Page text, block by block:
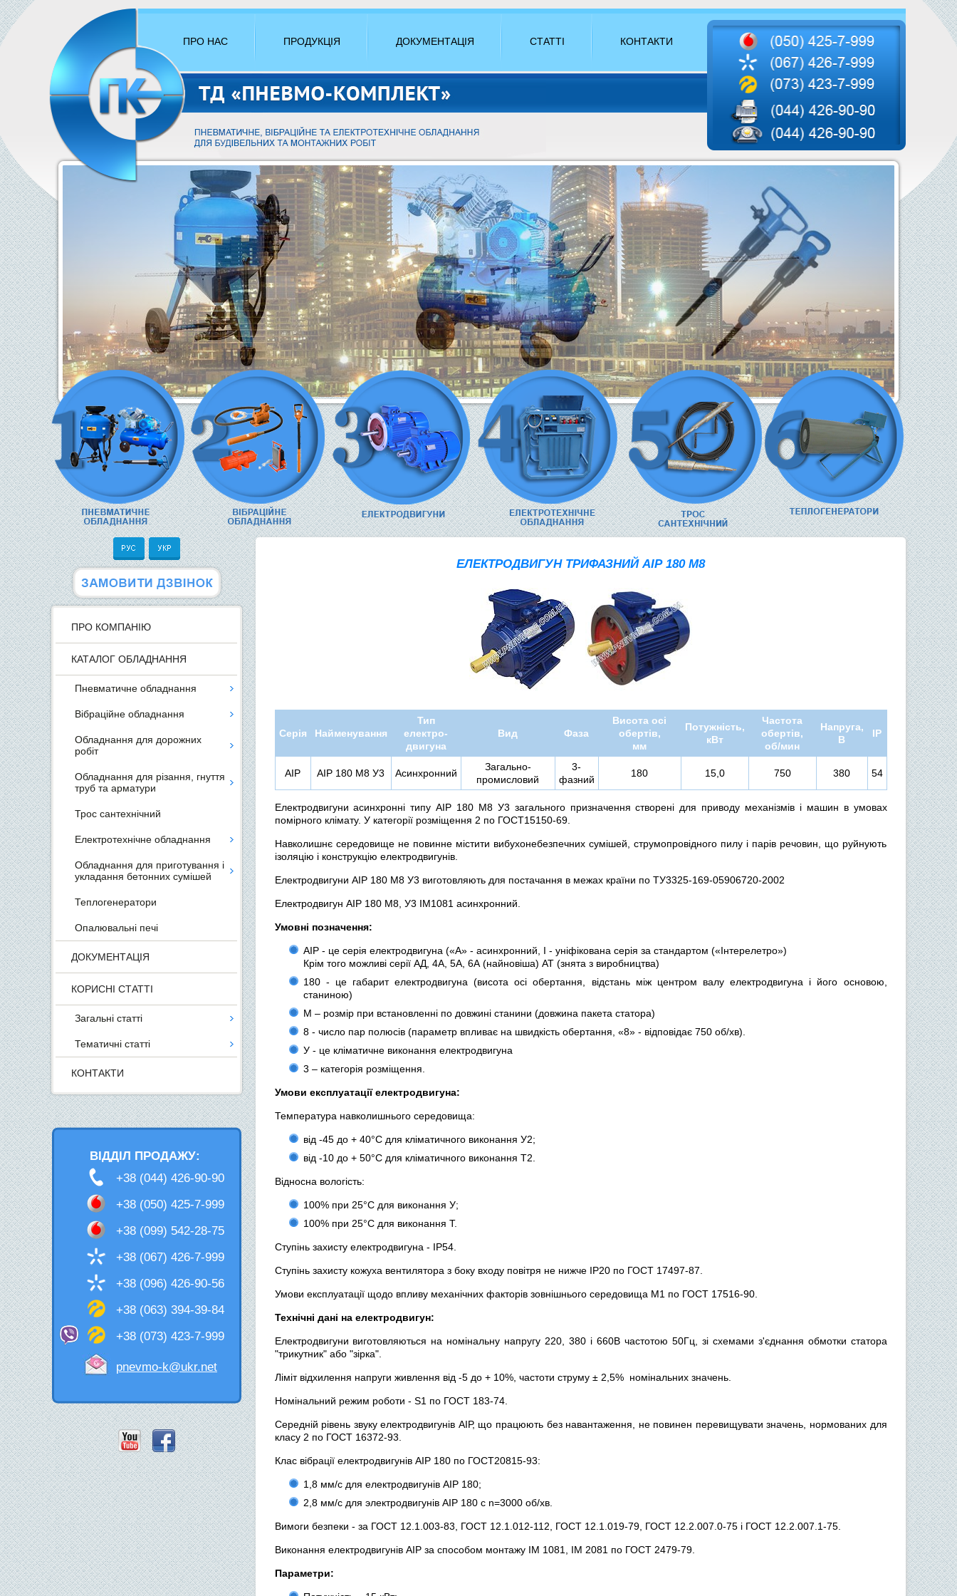
ПРО НАС ПРОДУКЦІЯ ДОКУМЕНТАЦІЯ СТАТТІ КОНТАКТИ
ПРО КОМПАНІЮ
КАТАЛОГ ОБЛАДНАННЯ
Пневматичне обладнання
Вібраційне обладнання
Обладнання для дорожних
робіт
Обладнання для різання, гнуття
труб та арматури
Трос сантехнічний
Електротехнічне обладнання
Обладнання для приготування і
укладання бетонних сумішей
Теплогенератори
Опалювальні печі
ДОКУМЕНТАЦІЯ
КОРИСНІ СТАТТІ
Загальні статті
Тематичні статті
КОНТАКТИ
ВІДДІЛ ПРОДАЖУ:
+38 (044) 426-90-90
+38 (050) 425-7-999
+38 (099) 542-28-75
+38 (067) 426-7-999
+38 (096) 426-90-56
+38 (063) 394-39-84
+38 (073) 423-7-999
pnevmo-k@ukr.net
ЕЛЕКТРОДВИГУН ТРИФАЗНИЙ АІР 180 М8
Серія Найменування
Тип
електро-
двигуна
Вид Фаза
Висота осі
обертів,
мм
Потужність,
кВт
Частота
обертів,
об/мин
Напруга,
В
IP
АІР АІР 180 М8 У3 Асинхронний
Загально-
промисловий
3-
фазний
180 15,0 750 380 54
Електродвигуни асинхронні типу АІР 180 М8 У3 загального призначення створені для приводу механізмів і машин в умовах
помірного клімату. У категорії розміщення 2 по ГОСТ15150-69.
Навколишнє середовище не повинне містити вибухонебезпечних сумішей, струмопровідного пилу і парів речовин, що руйнують
ізоляцію і конструкцію електродвигунів.
Електродвигуни АІР 180 М8 У3 виготовляють для постачання в межах країни по ТУ3325-169-05906720-2002
Електродвигун АІР 180 М8, У3 IМ1081 асинхронний.
Умовні позначення:
АІР - це серія електродвигуна («А» - асинхронний, І - уніфікована серія за стандартом («Інтерелетро»)
Крім того можливі серії АД, 4А, 5А, 6А (найновіша) АТ (знята з виробництва)
180 - це габарит електродвигуна (висота осі обертання, відстань між центром валу електродвигуна і його основою,
станиною)
М – розмір при встановленні по довжині станини (довжина пакета статора)
8 - число пар полюсів (параметр впливає на швидкість обертання, «8» - відповідає 750 об/хв).
У - це кліматичне виконання електродвигуна
3 – категорія розміщення.
Умови експлуатації електродвигуна:
Температура навколишнього середовища:
від -45 до + 40°С для кліматичного виконання У2;
від -10 до + 50°С для кліматичного виконання Т2.
Відносна вологість:
100% при 25°С для виконання У;
100% при 25°С для виконання Т.
Ступінь захисту електродвигуна - IР54.
Ступінь захисту кожуха вентилятора з боку входу повітря не нижче IР20 по ГОСТ 17497-87.
Умови експлуатації щодо впливу механічних факторів зовнішнього середовища М1 по ГОСТ 17516-90.
Технічні дані на електродвигун:
Електродвигуни виготовляються на номінальну напругу 220, 380 і 660В частотою 50Гц, зі схемами з'єднання обмотки статора
"трикутник" або "зірка".
Ліміт відхилення напруги живлення від -5 до + 10%, частоти струму ± 2,5% номінальних значень.
Номінальний режим роботи - S1 по ГОСТ 183-74.
Середній рівень звуку електродвигунів АІР, що працюють без навантаження, не повинен перевищувати значень, нормованих для
класу 2 по ГОСТ 16372-93.
Клас вібрації електродвигунів АІР 180 по ГОСТ20815-93:
1,8 мм/с для електродвигунів АІР 180;
2,8 мм/с для электродвигунів АІР 180 с n=3000 об/хв.
Вимоги безпеки - за ГОСТ 12.1.003-83, ГОСТ 12.1.012-112, ГОСТ 12.1.019-79, ГОСТ 12.2.007.0-75 і ГОСТ 12.2.007.1-75.
Виконання електродвигунів АІР за способом монтажу IM 1081, IM 2081 по ГОСТ 2479-79.
Параметри: